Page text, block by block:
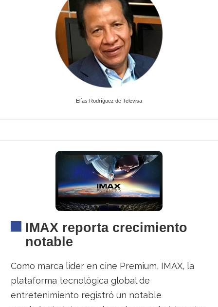
Elías Rodríguez de Televisa
IMAX reporta crecimiento
notable
Como marca líder en cine Premium, IMAX, la
plataforma tecnológica global de
entretenimiento registró un notable